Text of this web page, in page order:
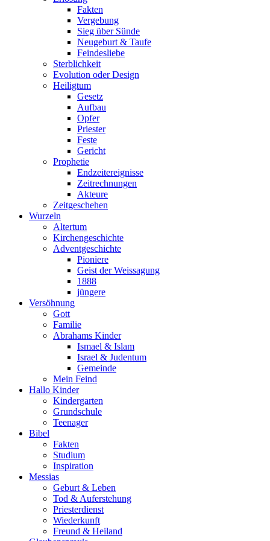
Fakten
Vergebung
Sieg über Sünde
Neugeburt & Taufe
Feindesliebe
Sterblichkeit
Evolution oder Design
Heiligtum
Gesetz
Aufbau
Opfer
Priester
Feste
Gericht
Prophetie
Endzeitereignisse
Zeitrechnungen
Akteure
Zeitgeschehen
Wurzeln
Altertum
Kirchengeschichte
Adventgeschichte
Pioniere
Geist der Weissagung
1888
jüngere
Versöhnung
Gott
Familie
Abrahams Kinder
Ismael & Islam
Israel & Judentum
Gemeinde
Mein Feind
Hallo Kinder
Kindergarten
Grundschule
Teenager
Bibel
Fakten
Studium
Inspiration
Messias
Geburt & Leben
Tod & Auferstehung
Priesterdienst
Wiederkunft
Freund & Heiland